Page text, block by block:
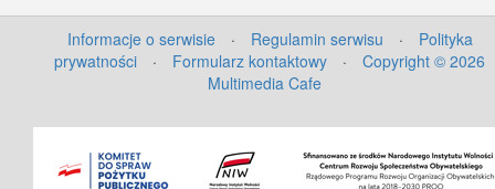
Informacje o serwisie · Regulamin serwisu ·
Polityka
prywatności
· Formularz kontaktowy ·
Copyright © 2026
Multimedia Cafe